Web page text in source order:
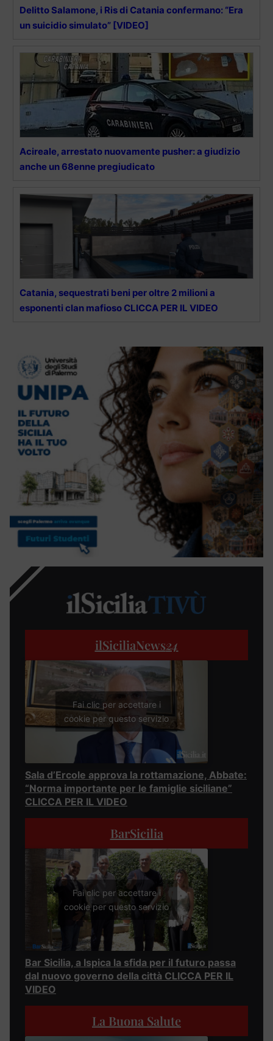
Delitto Salamone, i Ris di Catania confermano: “Era
un suicidio simulato” [VIDEO]
Acireale, arrestato nuovamente pusher: a giudizio
anche un 68enne pregiudicato
Catania, sequestrati beni per oltre 2 milioni a
esponenti clan mafioso CLICCA PER IL VIDEO
ilSiciliaNews24
Fai clic per accettare i
cookie per questo servizio
Sala d’Ercole approva la rottamazione, Abbate:
“Norma importante per le famiglie siciliane”
CLICCA PER IL VIDEO
BarSicilia
Fai clic per accettare i
cookie per questo servizio
Bar Sicilia, a Ispica la sfida per il futuro passa
dal nuovo governo della città CLICCA PER IL
VIDEO
La Buona Salute